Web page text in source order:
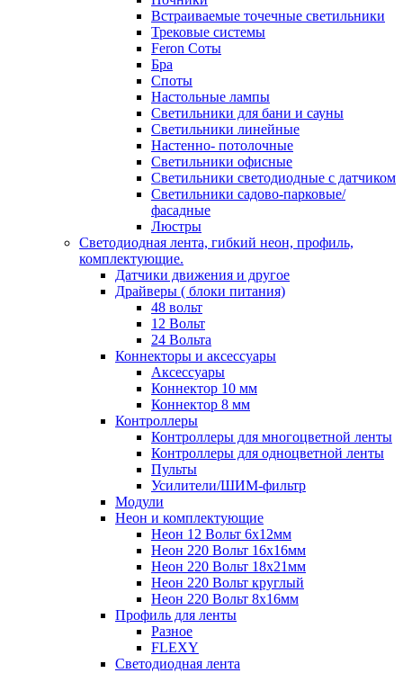
Встраиваемые точечные светильники
Трековые системы
Feron Соты
Бра
Споты
Настольные лампы
Светильники для бани и сауны
Светильники линейные
Настенно- потолочные
Светильники офисные
Светильники светодиодные с датчиком
Светильники садово-парковые/
фасадные
Люстры
Светодиодная лента, гибкий неон, профиль,
комплектующие.
Датчики движения и другое
Драйверы ( блоки питания)
48 вольт
12 Вольт
24 Вольта
Коннекторы и аксессуары
Аксессуары
Коннектор 10 мм
Коннектор 8 мм
Контроллеры
Контроллеры для многоцветной ленты
Контроллеры для одноцветной ленты
Пульты
Усилители/ШИМ-фильтр
Модули
Неон и комплектующие
Неон 12 Вольт 6х12мм
Неон 220 Вольт 16х16мм
Неон 220 Вольт 18х21мм
Неон 220 Вольт круглый
Неон 220 Вольт 8х16мм
Профиль для ленты
Разное
FLEXY
Светодиодная лента